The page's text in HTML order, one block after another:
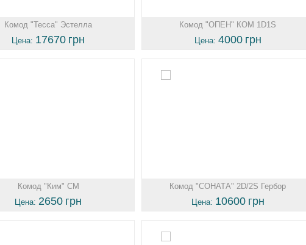
Комод "Тесса" Эстелла
Цена: 17670 грн
Комод "ОПЕН" КОМ 1D1S
Цена: 4000 грн
Комод "Ким" СМ
Цена: 2650 грн
Комод "СОНАТА" 2D/2S Гербор
Цена: 10600 грн